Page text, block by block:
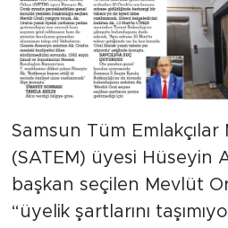
Samsun Tüm Emlakçılar
(SATEM) üyesi Hüseyin
başkan seçilen Mevlüt
“üyelik şartlarını